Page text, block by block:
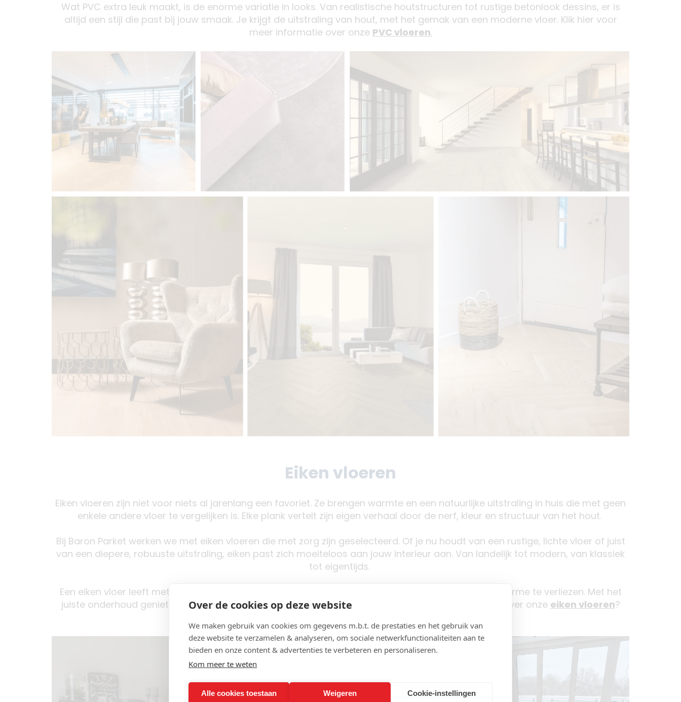
Over de cookies op deze website
We maken gebruik van cookies om gegevens m.b.t. de prestaties en het gebruik van
deze website te verzamelen & analyseren, om sociale netwerkfunctionaliteiten aan te
bieden en onze content & advertenties te verbeteren en personaliseren.
Kom meer te weten
Alle cookies toestaan Weigeren Cookie-instellingen
Wat PVC extra leuk maakt, is de enorme variatie in looks. Van realistische houtstructuren tot rustige betonlook dessins, er is
altijd een stijl die past bij jouw smaak. Je krijgt de uitstraling van hout, met het gemak van een moderne vloer. Klik hier voor
meer informatie over onze PVC vloeren.
Eiken vloeren
Eiken vloeren zijn niet voor niets al jarenlang een favoriet. Ze brengen warmte en een natuurlijke uitstraling in huis die met geen
enkele andere vloer te vergelijken is. Elke plank vertelt zijn eigen verhaal door de nerf, kleur en structuur van het hout.
Bij Baron Parket werken we met eiken vloeren die met zorg zijn geselecteerd. Of je nu houdt van een rustige, lichte vloer of juist
van een diepere, robuuste uitstraling, eiken past zich moeiteloos aan jouw interieur aan. Van landelijk tot modern, van klassiek
tot eigentijds.
Een eiken vloer leeft met je mee. Door de jaren heen ontwikkelt hij nog meer karakter, zonder zijn charme te verliezen. Met het
juiste onderhoud geniet je decennialang van een vloer die alleen maar mooier wordt. Meer weten over onze eiken vloeren?